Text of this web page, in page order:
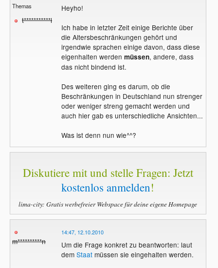
Themas
t***********l
Heyho!
Ich habe in letzter Zeit einige Berichte über
die Altersbeschränkungen gehört und
irgendwie sprachen einige davon, dass diese
eigenhalten werden müssen, andere, dass
das nicht bindend ist.
Des weiteren ging es darum, ob die
Beschränkungen in Deutschland nun strenger
oder weniger streng gemacht werden und
auch hier gab es unterschiedliche Ansichten...
Was ist denn nun wie^^?
Diskutiere mit und stelle Fragen: Jetzt
kostenlos anmelden!
lima-city: Gratis werbefreier Webspace für deine eigene Homepage
m**********n
14:47, 12.10.2010
Um die Frage konkret zu beantworten: laut
dem Staatmüssen sie eingehalten werden.